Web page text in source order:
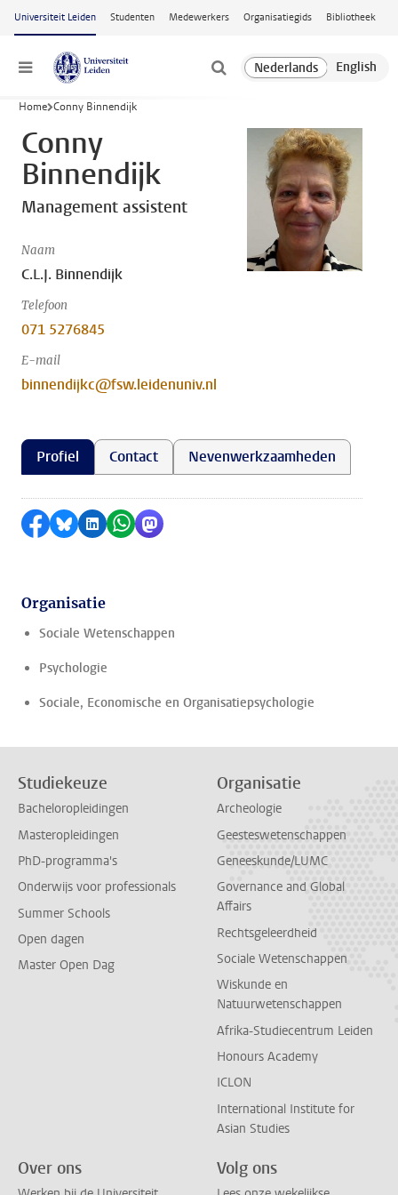
Ga naar hoofdinhoud
Universiteit Leiden Studenten Medewerkers Organisatiegids Bibliotheek
Menu
Home Conny Binnendijk
Conny
Binnendijk
Management assistent
Naam
C.L.J. Binnendijk
Telefoon
071 5276845
E-mail
binnendijkc@fsw.leidenuniv.nl
Profiel Contact Nevenwerkzaamheden
Delen op Facebook
Delen via Bluesky
Delen op LinkedIn
Delen via WhatsApp
Delen via Mastodon
Organisatie
Sociale Wetenschappen
Psychologie
Sociale, Economische en Organisatiepsychologie
Studiekeuze
Bacheloropleidingen
Masteropleidingen
PhD-programma's
Onderwijs voor professionals
Summer Schools
Open dagen
Master Open Dag
Organisatie
Archeologie
Geesteswetenschappen
Geneeskunde/LUMC
Governance and Global
Affairs
Rechtsgeleerdheid
Sociale Wetenschappen
Wiskunde en
Natuurwetenschappen
Afrika-Studiecentrum Leiden
Honours Academy
ICLON
International Institute for
Asian Studies
Over ons Volg ons